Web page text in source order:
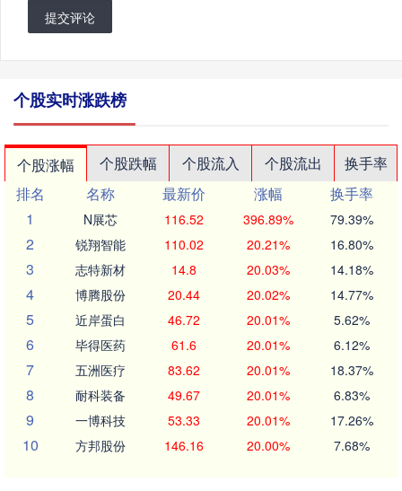
提交评论
个股实时涨跌榜
个股涨幅 个股跌幅 个股流入 个股流出
换手率
排名
名称 最新价 涨幅
换手率
1
N展芯 116.52 396.89% 79.39%
2 锐翔智能 110.02 20.21% 16.80%
3 志特新材 14.8 20.03% 14.18%
4 博腾股份 20.44 20.02% 14.77%
5 近岸蛋白 46.72 20.01% 5.62%
6 毕得医药 61.6 20.01% 6.12%
7 五洲医疗 83.62 20.01% 18.37%
8 耐科装备 49.67 20.01% 6.83%
9 一博科技 53.33 20.01% 17.26%
10 方邦股份 146.16 20.00% 7.68%